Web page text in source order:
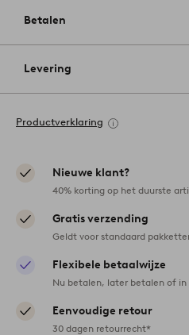
Betalen
Levering
Productverklaring
Nieuwe klant?
40% korting op het duurste
Gratis verzending
Geldt voor standaard
Flexibele betaalwijze
Nu betalen, later betalen of
Eenvoudige retour
30 dagen retourrecht*